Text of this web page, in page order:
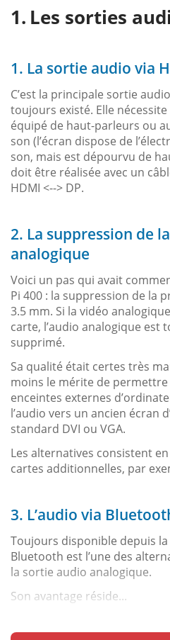
Les sorties
1. La sortie audio via
C’est la principale sortie
toujours existé. Elle nécessite
équipé de haut-parleurs ou
son (l’écran dispose de
son, mais est dépourvu de
doit être réalisée avec un
HDMI <--> DP.
2. La suppression de
analogique
Voici un pas qui avait
Pi 400 : la suppression de la
3.5 mm. Si la vidéo
carte, l’audio analogique est
supprimé.
Sa qualité était certes très
moins le mérite de
enceintes externes
l’audio vers un ancien écran
standard DVI ou VGA.
Les alternatives consistent
cartes additionnelles, par
3. L’audio via
Toujours disponible depuis la
Bluetooth est l’une des
la sortie audio analogique.
Son avantage réside...